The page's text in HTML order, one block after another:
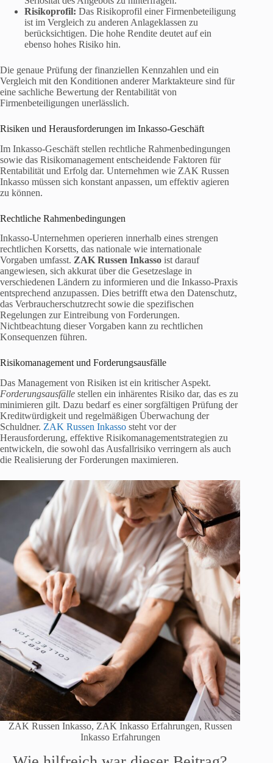
Risikoprofil: Das Risikoprofil einer Firmenbeteiligung
ist im Vergleich zu anderen Anlageklassen zu
berücksichtigen. Die hohe Rendite deutet auf ein
ebenso hohes Risiko hin.
Die genaue Prüfung der finanziellen Kennzahlen und ein
Vergleich mit den Konditionen anderer Marktakteure sind für
eine sachliche Bewertung der Rentabilität von
Firmenbeteiligungen unerlässlich.
Risiken und Herausforderungen im Inkasso-Geschäft
Im Inkasso-Geschäft stellen rechtliche Rahmenbedingungen
sowie das Risikomanagement entscheidende Faktoren für
Rentabilität und Erfolg dar. Unternehmen wie ZAK Russen
Inkasso müssen sich konstant anpassen, um effektiv agieren
zu können.
Rechtliche Rahmenbedingungen
Inkasso-Unternehmen operieren innerhalb eines strengen
rechtlichen Korsetts, das nationale wie internationale
Vorgaben umfasst. ZAK Russen Inkasso ist darauf
angewiesen, sich akkurat über die Gesetzeslage in
verschiedenen Ländern zu informieren und die Inkasso-Praxis
entsprechend anzupassen. Dies betrifft etwa den Datenschutz,
das Verbraucherschutzrecht sowie die spezifischen
Regelungen zur Eintreibung von Forderungen.
Nichtbeachtung dieser Vorgaben kann zu rechtlichen
Konsequenzen führen.
Risikomanagement und Forderungsausfälle
Das Management von Risiken ist ein kritischer Aspekt.
Forderungsausfälle stellen ein inhärentes Risiko dar, das es zu
minimieren gilt. Dazu bedarf es einer sorgfältigen Prüfung der
Kreditwürdigkeit und regelmäßigen Überwachung der
Schuldner. ZAK Russen Inkasso steht vor der
Herausforderung, effektive Risikomanagementstrategien zu
entwickeln, die sowohl das Ausfallrisiko verringern als auch
die Realisierung der Forderungen maximieren.
ZAK Russen Inkasso, ZAK Inkasso Erfahrungen, Russen
Inkasso Erfahrungen